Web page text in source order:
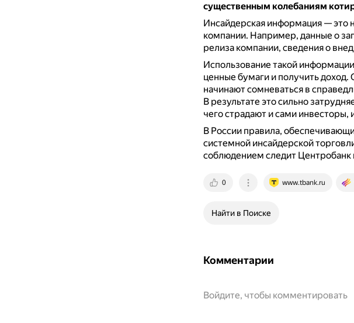
существенным колебаниям
Инсайдерская информация — это
компании. Например, данные о
релиза компании, сведения о
Использование такой
ценные бумаги и получить доход.
начинают сомневаться в
В результате это сильно
чего страдают и сами инвесторы,
В России правила,
системной инсайдерской
соблюдением следит Центробанк
0 www.tbank.ru
Найти в Поиске
Комментарии
Войдите, чтобы комментировать